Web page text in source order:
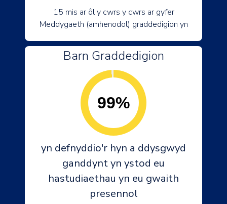
15 mis ar ôl y cwrs y cwrs ar gyfer
Meddygaeth (amhenodol) graddedigion yn
Barn Graddedigion
99%
yn defnyddio'r hyn a ddysgwyd
ganddynt yn ystod eu
hastudiaethau yn eu gwaith
presennol